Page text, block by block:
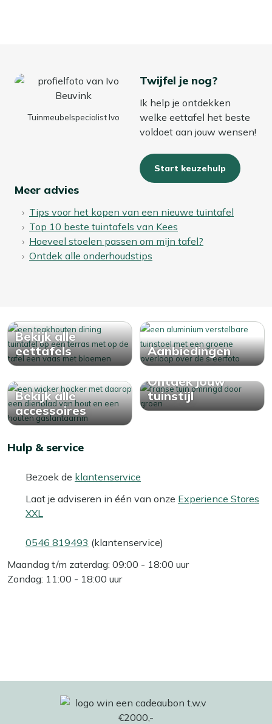
Tuinmeubelspecialist Ivo
Twijfel je nog?
Ik help je ontdekken
welke eettafel het beste
voldoet aan jouw wensen!
Start keuzehulp
Meer advies
Tips voor het kopen van een nieuwe tuintafel
Top 10 beste tuintafels van Kees
Hoeveel stoelen passen om mijn tafel?
Ontdek alle onderhoudstips
Bekijk alle
eettafels
Aanbiedingen
Bekijk alle
accessoires
Ontdek jouw
tuinstijl
Hulp & service
Bezoek de klantenservice
Laat je adviseren in één van onze Experience Stores
XXL
0546 819493 (klantenservice)
Maandag t/m zaterdag: 09:00 - 18:00 uur
Zondag: 11:00 - 18:00 uur